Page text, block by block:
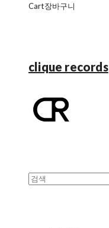
Cart장바구니
clique records